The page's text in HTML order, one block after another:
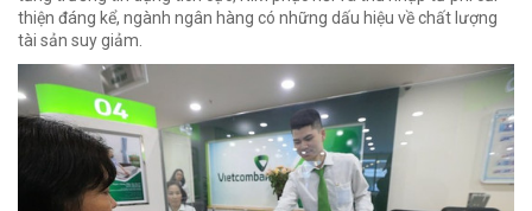
thiện đáng kể, ngành ngân hàng có những dấu hiệu về chất lượng
tài sản suy giảm.